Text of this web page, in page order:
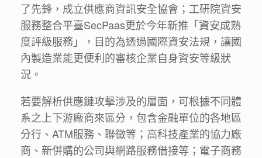
了先鋒，成立供應商資訊安全協會；工研院資安
服務整合平臺SecPaas更於今年新推「資安成熟
度評級服務」，目的為透過國際資安法規，讓國
內製造業能更便利的審核企業自身資安等級狀
況。
若要解析供應鏈攻擊涉及的層面，可根據不同體
系之上下游廠商來區分，包含金融單位的各地區
分行、ATM服務、聯徵等；高科技產業的協力廠
商、新併購的公司與網路服務借接等；電子商務